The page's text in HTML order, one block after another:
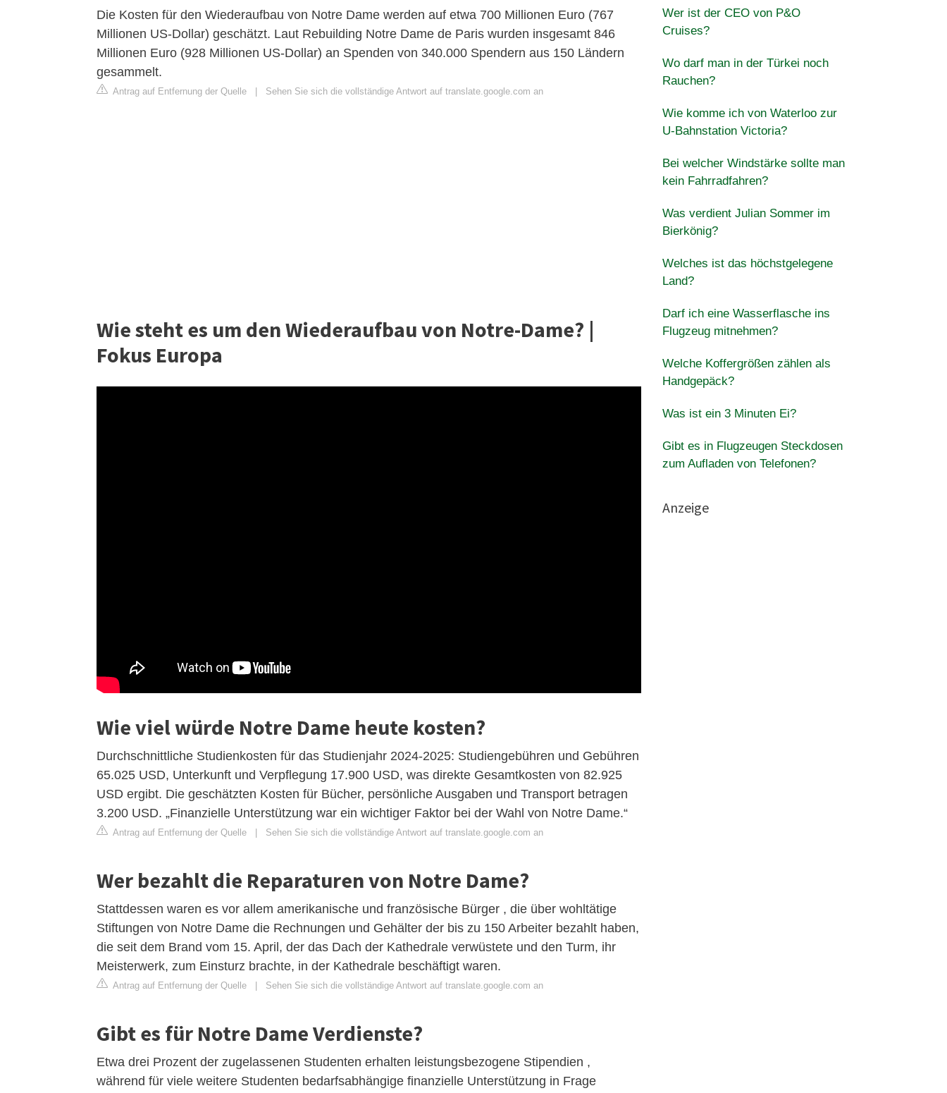
Die Kosten für den Wiederaufbau von Notre Dame werden auf etwa 700 Millionen Euro (767
Millionen US-Dollar) geschätzt. Laut Rebuilding Notre Dame de Paris wurden insgesamt 846
Millionen Euro (928 Millionen US-Dollar) an Spenden von 340.000 Spendern aus 150 Ländern
gesammelt.
Antrag auf Entfernung der Quelle Sehen Sie sich die vollständige Antwort auf translate.google.com an
Wie steht es um den Wiederaufbau von Notre-Dame? |
Fokus Europa
Wie viel würde Notre Dame heute kosten?
Durchschnittliche Studienkosten für das Studienjahr 2024-2025: Studiengebühren und Gebühren
65.025 USD, Unterkunft und Verpflegung 17.900 USD, was direkte Gesamtkosten von 82.925
USD ergibt. Die geschätzten Kosten für Bücher, persönliche Ausgaben und Transport betragen
3.200 USD. „Finanzielle Unterstützung war ein wichtiger Faktor bei der Wahl von Notre Dame.“
Antrag auf Entfernung der Quelle | Sehen Sie sich die vollständige Antwort auf translate.google.com an
Wer bezahlt die Reparaturen von Notre Dame?
Stattdessen waren es vor allem amerikanische und französische Bürger , die über wohltätige
Stiftungen von Notre Dame die Rechnungen und Gehälter der bis zu 150 Arbeiter bezahlt haben,
die seit dem Brand vom 15. April, der das Dach der Kathedrale verwüstete und den Turm, ihr
Meisterwerk, zum Einsturz brachte, in der Kathedrale beschäftigt waren.
Antrag auf Entfernung der Quelle | Sehen Sie sich die vollständige Antwort auf translate.google.com an
Gibt es für Notre Dame Verdienste?
Etwa drei Prozent der zugelassenen Studenten erhalten leistungsbezogene Stipendien ,
während für viele weitere Studenten bedarfsabhängige finanzielle Unterstützung in Frage
Wer ist der CEO von P&O
Cruises?
Wo darf man in der Türkei noch
Rauchen?
Wie komme ich von Waterloo zur
U-Bahnstation Victoria?
Bei welcher Windstärke sollte man
kein Fahrradfahren?
Was verdient Julian Sommer im
Bierkönig?
Welches ist das höchstgelegene
Land?
Darf ich eine Wasserflasche ins
Flugzeug mitnehmen?
Welche Koffergrößen zählen als
Handgepäck?
Was ist ein 3 Minuten Ei?
Gibt es in Flugzeugen Steckdosen
zum Aufladen von Telefonen?
Anzeige